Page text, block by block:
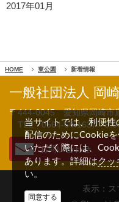
2017年01月
HOME 東公園 新着情報
一般社団法人 岡
〒444-0045 愛知県岡崎市
TEL 0564-64-16379:00
お問い合わせ
表示：
当サイトでは、利便
配信のためにCookie
いただく際には、
あります。詳細はクッ
い。
同意する